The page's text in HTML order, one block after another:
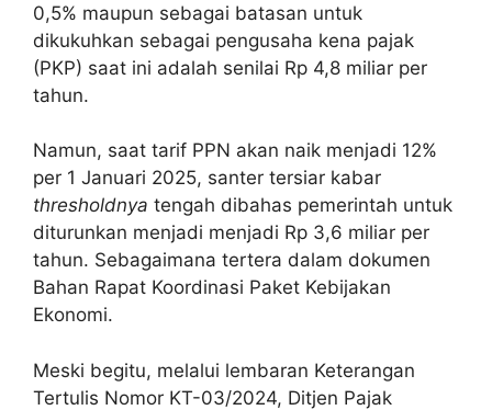
0,5% maupun sebagai batasan untuk
dikukuhkan sebagai pengusaha kena pajak
(PKP) saat ini adalah senilai Rp 4,8 miliar per
tahun.
Namun, saat tarif PPN akan naik menjadi 12%
per 1 Januari 2025, santer tersiar kabar
thresholdnya tengah dibahas pemerintah untuk
diturunkan menjadi menjadi Rp 3,6 miliar per
tahun. Sebagaimana tertera dalam dokumen
Bahan Rapat Koordinasi Paket Kebijakan
Ekonomi.
Meski begitu, melalui lembaran Keterangan
Tertulis Nomor KT-03/2024, Ditjen Pajak